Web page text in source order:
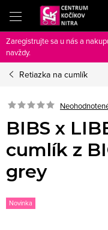
obsah
Zaregistrujte sa u nás a
navždy.
Retiazka na cumlík
BIBS x
cumlík z
grey
Novinka